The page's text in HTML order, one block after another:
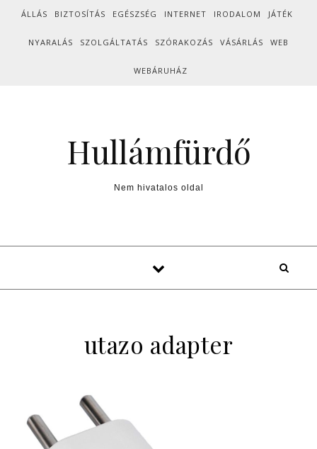
Skip to content
ÁLLÁS BIZTOSÍTÁS EGÉSZSÉG INTERNET IRODALOM JÁTÉK
NYARALÁS SZOLGÁLTATÁS SZÓRAKOZÁS VÁSÁRLÁS WEB
WEBÁRUHÁZ
Hullámfürdő
Nem hivatalos oldal
utazo adapter